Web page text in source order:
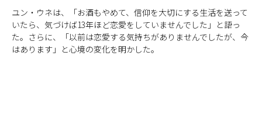
ユン・ウネは、「お酒もやめて、信仰を大切にする生活を送って
いたら、気づけば13年ほど恋愛をしていませんでした」と語っ
た。さらに、「以前は恋愛する気持ちがありませんでしたが、今
はあります」と心境の変化を明かした。